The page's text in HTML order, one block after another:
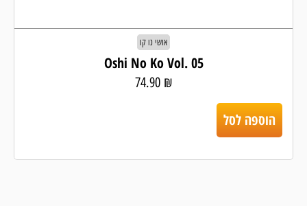
אושי נו קו
Oshi No Ko Vol. 05
74.90 ₪
הוספה לסל